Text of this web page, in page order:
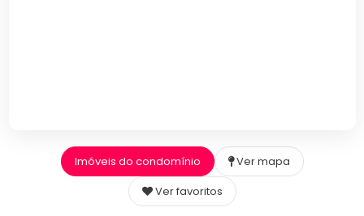
Imóveis do condomínio
Ver mapa
Ver favoritos